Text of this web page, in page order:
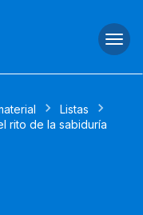
Listas
rito de la sabiduría